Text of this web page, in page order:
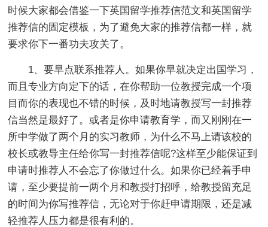
时候大家都会借鉴一下英国留学推荐信范文和英国留学
推荐信的固定模板，为了避免大家的推荐信都一样，就
要求你下一番功夫攻关了。
1、要早点联系推荐人。如果你早就决定出国学习，
而且专业方向定下的话，在你帮助一位教授完成一个项
目而你的表现也不错的时候，及时地请教授写一封推荐
信当然是最好了。或者是你申请教育学，而又刚刚在一
所中学做了两个月的实习教师，为什么不马上请该校的
校长或教导主任给你写一封推荐信呢?这样至少能保证到
申请时推荐人不会忘了你做过什么。如果你已经着手申
请，至少要提前一两个月和教授打招呼，给教授留充足
的时间为你写推荐信，无论对于你赶申请期限，还是减
轻推荐人压力都是很有利的。